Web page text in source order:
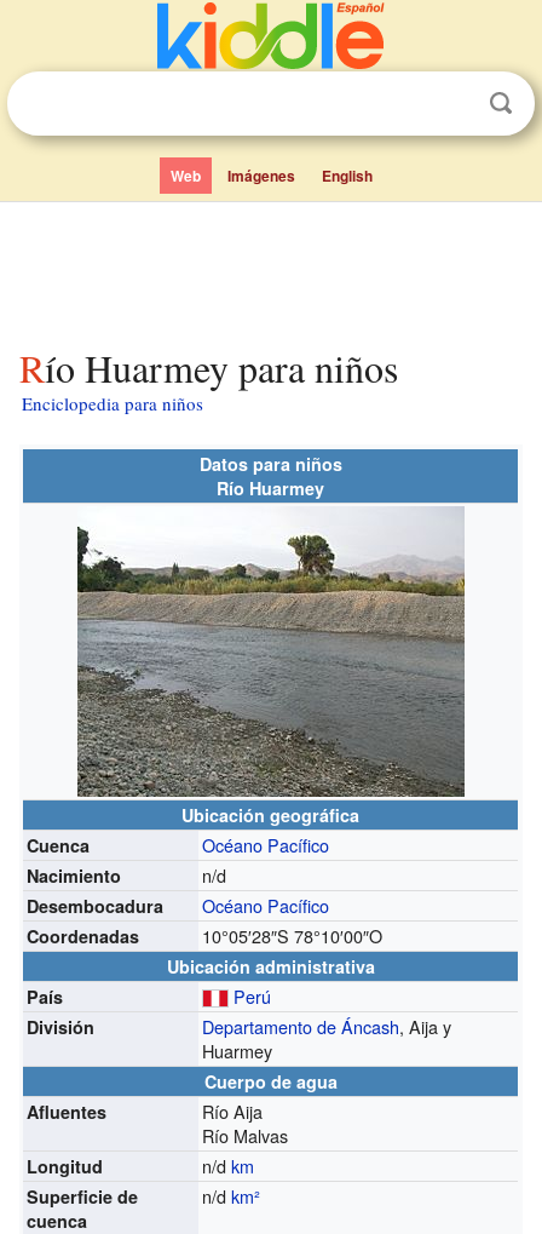
Web Imágenes English
Río Huarmey para niños
Enciclopedia para niños
Datos para niños
Río Huarmey
Ubicación geográfica
Cuenca
Océano Pacífico
Nacimiento n/d
Desembocadura Océano Pacífico
Coordenadas 10°05′28″S 78°10′00″O
Ubicación administrativa
País
Perú
División Departamento de Áncash, Aija y
Huarmey
Cuerpo de agua
Afluentes
Río Aija
Río Malvas
Longitud n/dkm
Superficie de
cuenca
n/dkm²